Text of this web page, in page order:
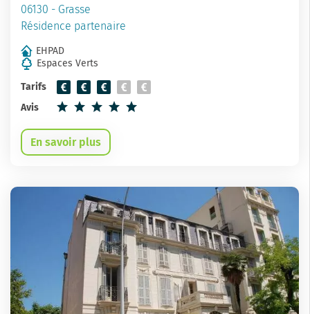
06130 - Grasse
Résidence partenaire
EHPAD
Espaces Verts
Tarifs
Avis
En savoir plus